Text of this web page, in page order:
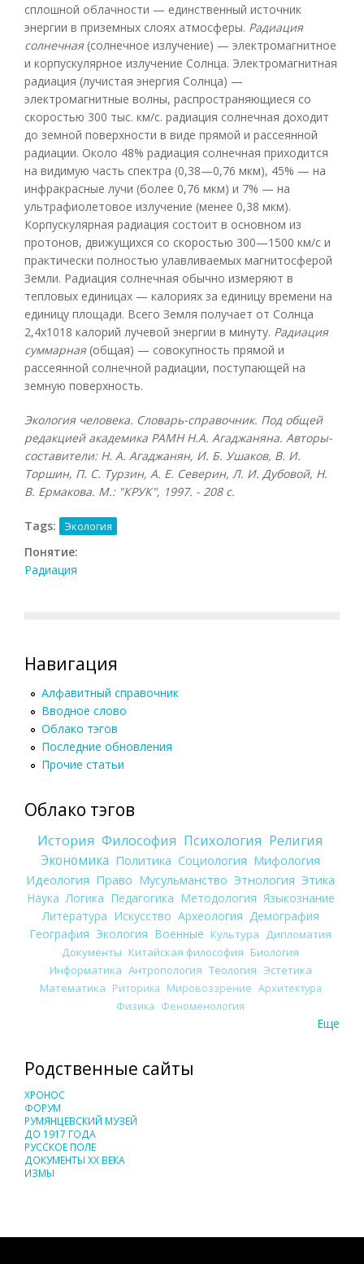
сплошной облачности — единственный источник
энергии в приземных слоях атмосферы. Радиация
солнечная(солнечное излучение) — электромагнитное
и корпускулярное излучение Солнца. Электромагнитная
радиация (лучистая энергия Солнца) —
электромагнитные волны, распространяющиеся со
скоростью 300 тыс. км/с. радиация солнечная доходит
до земной поверхности в виде прямой и рассеянной
радиации. Около 48% радиация солнечная приходится
на видимую часть спектра (0,38—0,76 мкм), 45% — на
инфракрасные лучи (более 0,76 мкм) и 7% — на
ультрафиолетовое излучение (менее 0,38 мкм).
Корпускулярная радиация состоит в основном из
протонов, движущихся со скоростью 300—1500 км/с и
практически полностью улавливаемых магнитосферой
Земли. Радиация солнечная обычно измеряют в
тепловых единицах — калориях за единицу времени на
единицу площади. Всего Земля получает от Солнца
2,4х1018 калорий лучевой энергии в минуту. Радиация
суммарная(общая) — совокупность прямой и
рассеянной солнечной радиации, поступающей на
земную поверхность.
Экология человека. Словарь-справочник. Под общей
редакцией академика РАМН Н.А. Агаджаняна. Авторы-
составители: Н. А. Агаджанян, И. Б. Ушаков, В. И.
Торшин, П. С. Турзин, А. Е. Северин, Л. И. Дубовой, Н.
В. Ермакова. М.: "КРУК", 1997. - 208 с.
Tags: Экология
Понятие:
Радиация
Навигация
Алфавитный справочник
Вводное слово
Облако тэгов
Последние обновления
Прочие статьи
Облако тэгов
История Философия Психология Религия
Экономика Политика Социология Мифология
Идеология Право Мусульманство Этнология Этика
Наука Логика Педагогика Методология Языкознание
Литература Искусство Археология Демография
География Экология Военные Культура
Дипломатия
Документы Китайская философия Биология
Информатика Антропология Теология Эстетика
Математика Риторика Мировоззрение Архитектура
Физика Феноменология
Еще
Родственные сайты
ХРОНОС
ФОРУМ
РУМЯНЦЕВСКИЙ МУЗЕЙ
ДО 1917 ГОДА
РУССКОЕ ПОЛЕ
ДОКУМЕНТЫ XX ВЕКА
ИЗМЫ